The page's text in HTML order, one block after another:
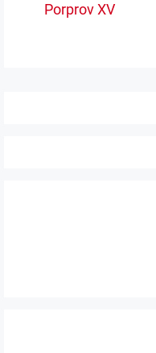
Porprov XV